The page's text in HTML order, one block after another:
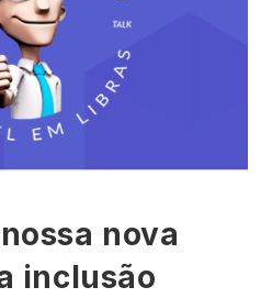
nova
inclusão